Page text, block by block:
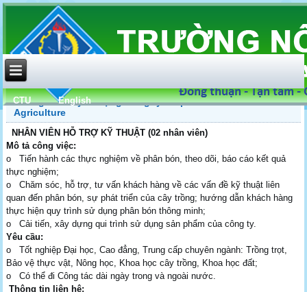
CTU English
Thông báo tuyển dụng Công ty Cổ phần RYNAN Smart
Agriculture
NHÂN VIÊN HỖ TRỢ KỸ THUẬT (02 nhân viên)
Mô tả công việc:
o Tiến hành các thực nghiệm về phân bón, theo dõi, báo cáo kết quả
thực nghiệm;
o Chăm sóc, hỗ trợ, tư vấn khách hàng về các vấn đề kỹ thuật liên
quan đến phân bón, sự phát triển của cây trồng; hướng dẫn khách hàng
thực hiện quy trình sử dụng phân bón thông minh;
o Cải tiến, xây dựng qui trình sử dụng sản phẩm của công ty.
Yêu cầu:
o Tốt nghiệp Đại học, Cao đẳng, Trung cấp chuyên ngành: Trồng trọt,
Bảo vệ thực vật, Nông học, Khoa học cây trồng, Khoa học đất;
o Có thể đi Công tác dài ngày trong và ngoài nước.
Thông tin liên hệ: